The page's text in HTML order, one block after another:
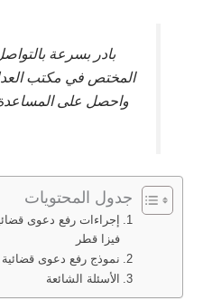
بادر بسرعة
المختص في مكتب
واحصل على المساعدة
جدول المحتويات
إجراءات رفع دعوى
فيزا قطر
نموذج رفع دعوى قضائية
الأسئلة الشائعة